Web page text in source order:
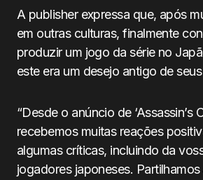
A publisher expressa que, após
em outras culturas, finalmente
produzir um jogo da série no
este era um desejo antigo de
“Desde o anúncio de ‘Assassin’s
recebemos muitas reações
algumas críticas, incluindo da
jogadores japoneses.